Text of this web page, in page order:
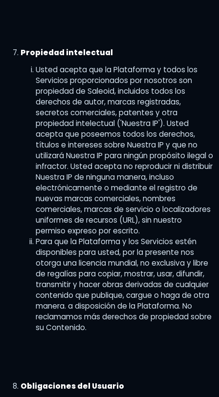
Propiedad intelectual
Usted acepta que la Plataforma y todos los
Servicios proporcionados por nosotros son
propiedad de Saleoid, incluidos todos los
derechos de autor, marcas registradas,
secretos comerciales, patentes y otra
propiedad intelectual ('Nuestra IP'). Usted
acepta que poseemos todos los derechos,
títulos e intereses sobre Nuestra IP y que no
utilizará Nuestra IP para ningún propósito ilegal o
infractor. Usted acepta no reproducir ni distribuir
Nuestra IP de ninguna manera, incluso
electrónicamente o mediante el registro de
nuevas marcas comerciales, nombres
comerciales, marcas de servicio o localizadores
uniformes de recursos (URL), sin nuestro
permiso expreso por escrito.
Para que la Plataforma y los Servicios estén
disponibles para usted, por la presente nos
otorga una licencia mundial, no exclusiva y libre
de regalías para copiar, mostrar, usar, difundir,
transmitir y hacer obras derivadas de cualquier
contenido que publique, cargue o haga de otra
manera. a disposición de la Plataforma. No
reclamamos más derechos de propiedad sobre
su Contenido.
Obligaciones del Usuario